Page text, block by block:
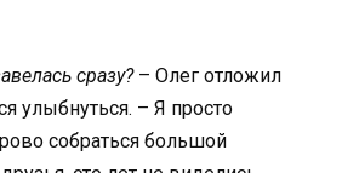
сразу?– Олег отложил
улыбнуться. – Я просто
собраться большой